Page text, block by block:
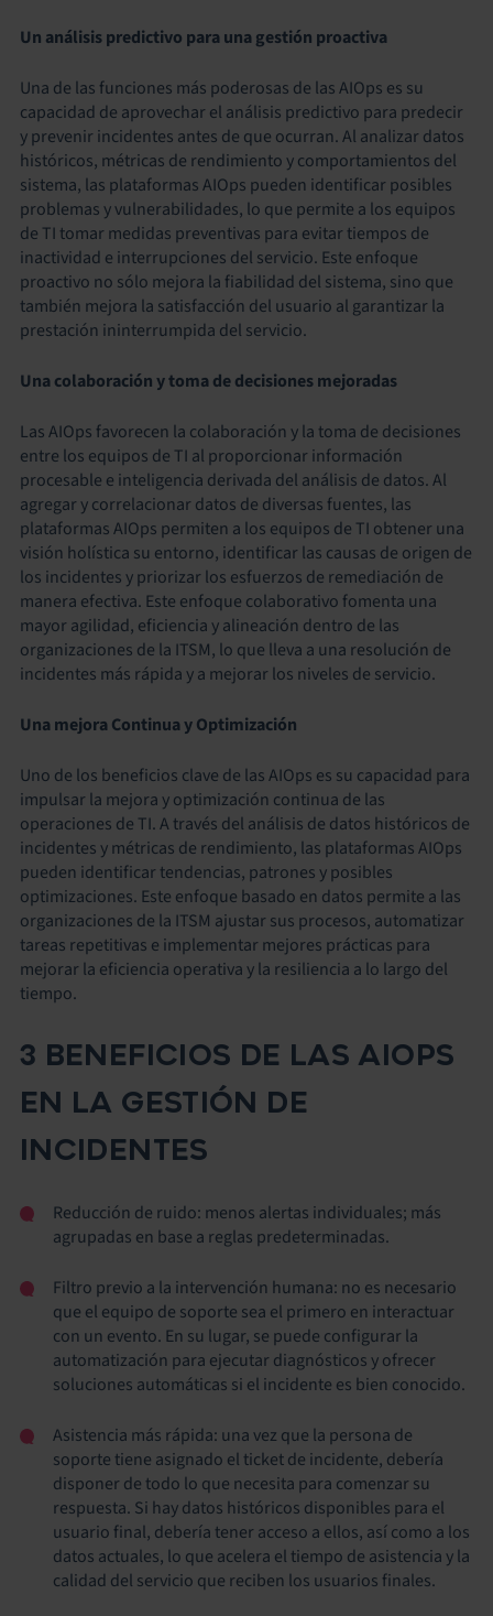
Un análisis predictivo para una gestión proactiva
Una de las funciones más poderosas de las AIOps es su
capacidad de aprovechar el análisis predictivo para predecir
y prevenir incidentes antes de que ocurran. Al analizar datos
históricos, métricas de rendimiento y comportamientos del
sistema, las plataformas AIOps pueden identificar posibles
problemas y vulnerabilidades, lo que permite a los equipos
de TI tomar medidas preventivas para evitar tiempos de
inactividad e interrupciones del servicio. Este enfoque
proactivo no sólo mejora la fiabilidad del sistema, sino que
también mejora la satisfacción del usuario al garantizar la
prestación ininterrumpida del servicio.
Una colaboración y toma de decisiones mejoradas
Las AIOps favorecen la colaboración y la toma de decisiones
entre los equipos de TI al proporcionar información
procesable e inteligencia derivada del análisis de datos. Al
agregar y correlacionar datos de diversas fuentes, las
plataformas AIOps permiten a los equipos de TI obtener una
visión holística su entorno, identificar las causas de origen de
los incidentes y priorizar los esfuerzos de remediación de
manera efectiva. Este enfoque colaborativo fomenta una
mayor agilidad, eficiencia y alineación dentro de las
organizaciones de la ITSM, lo que lleva a una resolución de
incidentes más rápida y a mejorar los niveles de servicio.
Una mejora Continua y Optimización
Uno de los beneficios clave de las AIOps es su capacidad para
impulsar la mejora y optimización continua de las
operaciones de TI. A través del análisis de datos históricos de
incidentes y métricas de rendimiento, las plataformas AIOps
pueden identificar tendencias, patrones y posibles
optimizaciones. Este enfoque basado en datos permite a las
organizaciones de la ITSM ajustar sus procesos, automatizar
tareas repetitivas e implementar mejores prácticas para
mejorar la eficiencia operativa y la resiliencia a lo largo del
tiempo.
3 BENEFICIOS DE LAS AIOPS
EN LA GESTIÓN DE
INCIDENTES
Reducción de ruido: menos alertas individuales; más
agrupadas en base a reglas predeterminadas.
Filtro previo a la intervención humana: no es necesario
que el equipo de soporte sea el primero en interactuar
con un evento. En su lugar, se puede configurar la
automatización para ejecutar diagnósticos y ofrecer
soluciones automáticas si el incidente es bien conocido.
Asistencia más rápida: una vez que la persona de
soporte tiene asignado el ticket de incidente, debería
disponer de todo lo que necesita para comenzar su
respuesta. Si hay datos históricos disponibles para el
usuario final, debería tener acceso a ellos, así como a los
datos actuales, lo que acelera el tiempo de asistencia y la
calidad del servicio que reciben los usuarios finales.